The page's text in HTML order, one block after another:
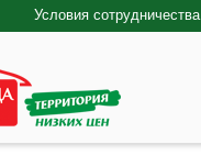
Условия сотрудничества